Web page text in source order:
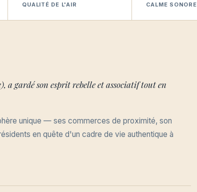
QUALITÉ DE L'AIR CALME SONORE
gardé son esprit rebelle et associatif tout en
unique — ses commerces de proximité, son
en quête d'un cadre de vie authentique à